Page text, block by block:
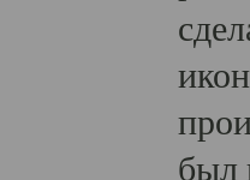
был